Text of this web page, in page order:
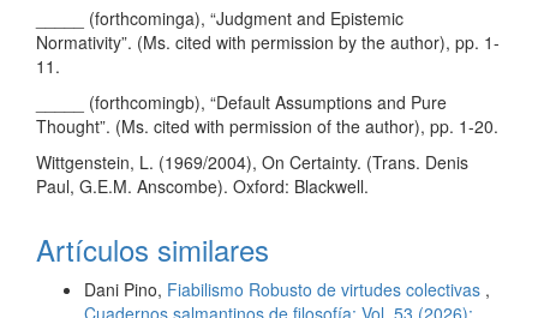
_____ (forthcominga), “Judgment and Epistemic
Normativity”. (Ms. cited with permission by the author), pp. 1-
11.
_____ (forthcomingb), “Default Assumptions and Pure
Thought”. (Ms. cited with permission of the author), pp. 1-20.
Wittgenstein, L. (1969/2004), On Certainty. (Trans. Denis
Paul, G.E.M. Anscombe). Oxford: Blackwell.
Artículos similares
Dani Pino, Fiabilismo Robusto de virtudes colectivas ,
Cuadernos salmantinos de filosofía: Vol. 53 (2026):